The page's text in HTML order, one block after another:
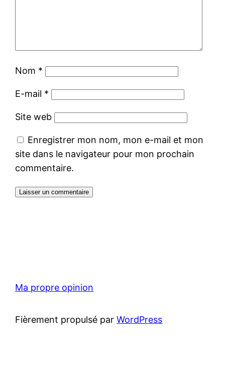
Nom *
E-mail *
Site web
Enregistrer mon nom, mon e-mail et mon
site dans le navigateur pour mon prochain
commentaire.
Ma propre opinion
Fièrement propulsé parWordPress